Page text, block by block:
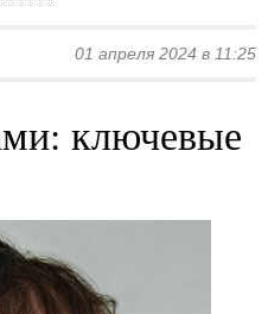
01 апреля 2024 в 11:25
ключевые